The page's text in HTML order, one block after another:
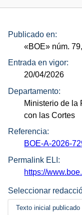
Publicado en:
«BOE» núm.
Entrada en vigor:
20/04/2026
Departamento:
Ministerio de la
con las Cortes
Referencia:
BOE-A-2026-
Permalink ELI:
https://
Seleccionar
Texto inicial publicado